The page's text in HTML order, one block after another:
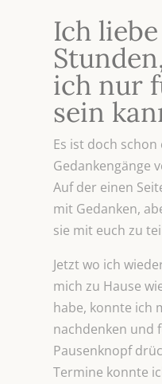
Ich
ich nur
sein
Es ist doch schon
Gedankengänge
Auf der einen
mit Gedanken,
sie mit euch zu
Jetzt wo ich
mich zu Hause
habe, konnte ich
nachdenken und
Pausenknopf
Termine konnte